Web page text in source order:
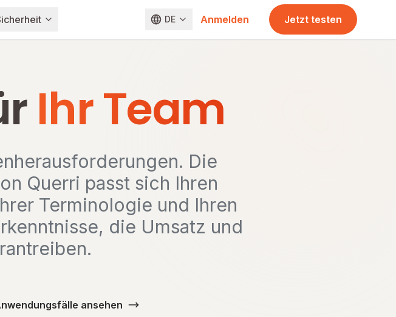
DE Anmelden Jetzt testen
Ihr Team
Die
Querri passt sich Ihren
Terminologie und Ihren
die Umsatz und
ansehen